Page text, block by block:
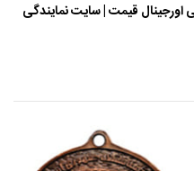
اورجینال قیمت | سایت نمایندگی